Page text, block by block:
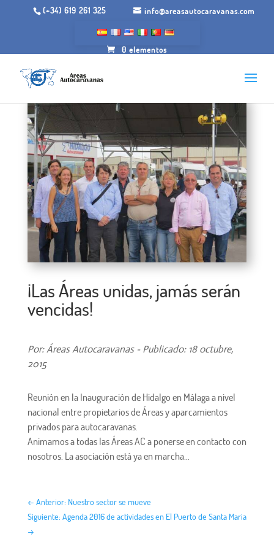
(+34) 619 261 325 info@areasautocaravanas.com
0 elementos
¡Las Áreas unidas, jamás serán
vencidas!
Por: Áreas Autocaravanas - Publicado: 18 octubre,
2015
Reunión en la Inauguración de Hidalgo en Málaga a nivel
nacional entre propietarios de Áreas y aparcamientos
privados para autocaravanas.
Animamos a todas las Áreas AC a ponerse en contacto con
nosotros. La asociación está ya en marcha…
← Anterior: Nuestro sector se mueve
Siguiente: Agenda 2016 de actividades en El Puerto de Santa Maria
→